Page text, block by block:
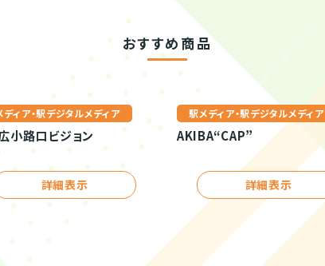
おすすめ商品
ディア・駅デジタルメディア
小路口ビジョン
詳細表示
駅メディア・駅デジタルメディア
AKIBA“CAP”
詳細表示